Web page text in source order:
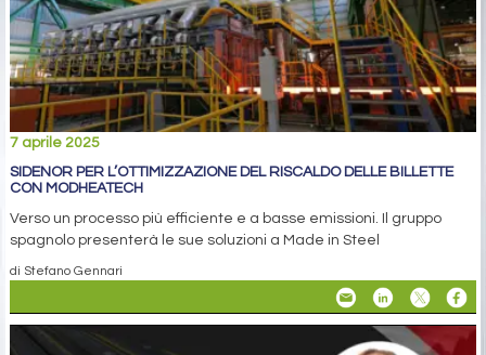
7 aprile 2025
SIDENOR PER L’OTTIMIZZAZIONE DEL RISCALDO DELLE BILLETTE
CON MODHEATECH
Verso un processo più efficiente e a basse emissioni. Il gruppo
spagnolo presenterà le sue soluzioni a Made in Steel
di Stefano Gennari